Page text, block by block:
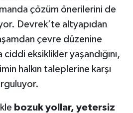
çözüm önerilerini de
Devrek’te altyapıdan
çevre düzenine
eksiklikler yaşandığını,
halkın taleplerine karşı
bozuk yollar, yetersiz